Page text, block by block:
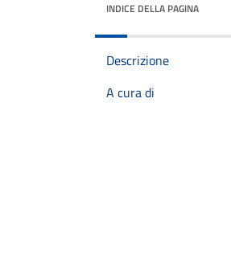
INDICE DELLA PAGINA
Descrizione
A cura di